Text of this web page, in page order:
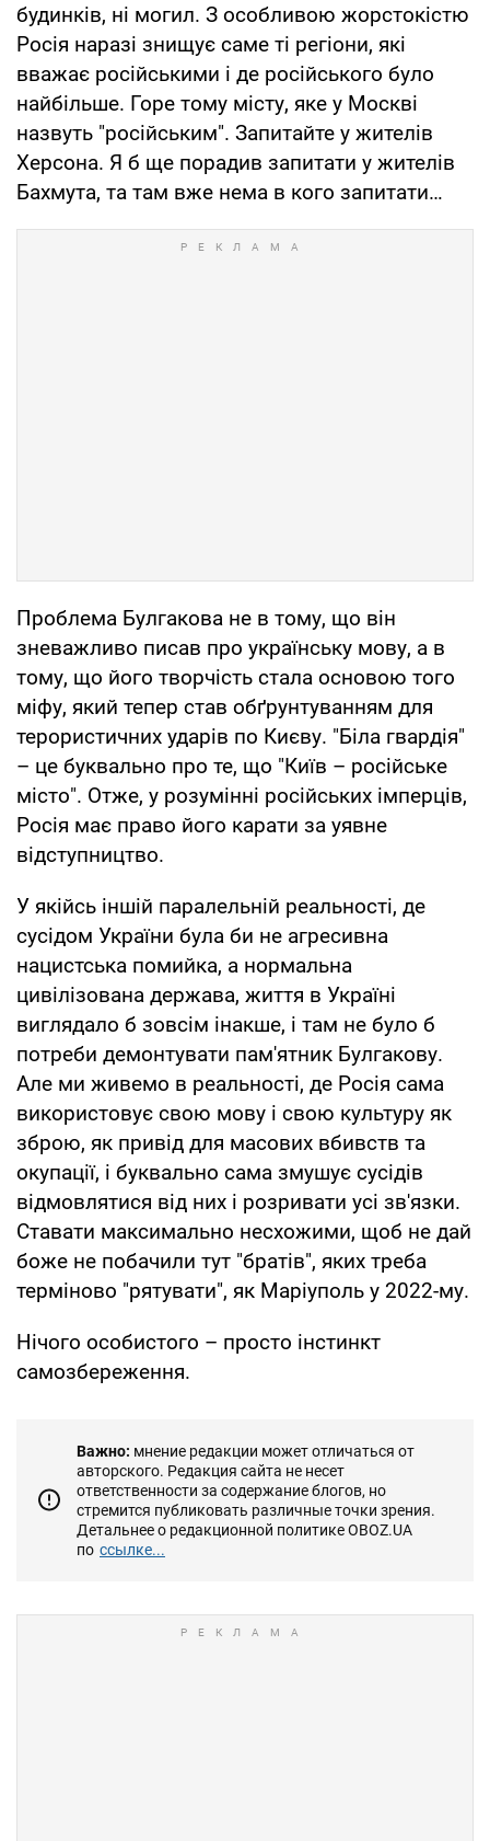
будинків, ні могил. З особливою жорстокістю
Росія наразі знищує саме ті регіони, які
вважає російськими і де російського було
найбільше. Горе тому місту, яке у Москві
назвуть "російським". Запитайте у жителів
Херсона. Я б ще порадив запитати у жителів
Бахмута, та там вже нема в кого запитати…
Проблема Булгакова не в тому, що він
зневажливо писав про українську мову, а в
тому, що його творчість стала основою того
міфу, який тепер став обґрунтуванням для
терористичних ударів по Києву. "Біла гвардія"
– це буквально про те, що "Київ – російське
місто". Отже, у розумінні російських імперців,
Росія має право його карати за уявне
відступництво.
У якійсь іншій паралельній реальності, де
сусідом України була би не агресивна
нацистська помийка, а нормальна
цивілізована держава, життя в Україні
виглядало б зовсім інакше, і там не було б
потреби демонтувати пам'ятник Булгакову.
Але ми живемо в реальності, де Росія сама
використовує свою мову і свою культуру як
зброю, як привід для масових вбивств та
окупації, і буквально сама змушує сусідів
відмовлятися від них і розривати усі зв'язки.
Ставати максимально несхожими, щоб не дай
боже не побачили тут "братів", яких треба
терміново "рятувати", як Маріуполь у 2022-му.
Нічого особистого – просто інстинкт
самозбереження.
Важно: мнение редакции может отличаться от
авторского. Редакция сайта не несет
ответственности за содержание блогов, но
стремится публиковать различные точки зрения.
Детальнее о редакционной политике OBOZ.UA
по ссылке...